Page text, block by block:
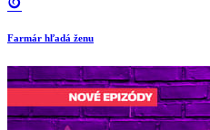
Farmár hľadá ženu